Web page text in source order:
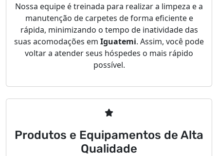
Nossa equipe é treinada para realizar a limpeza e a
manutenção de carpetes de forma eficiente e
rápida, minimizando o tempo de inatividade das
suas acomodações em Iguatemi. Assim, você pode
voltar a atender seus hóspedes o mais rápido
possível.
Produtos e Equipamentos de Alta
Qualidade